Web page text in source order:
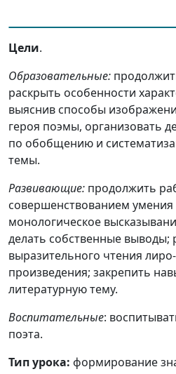
Цели.
Образовательные:
раскрыть особенности
выяснив способы
героя поэмы, организовать
по обобщению и
темы.
Развивающие: продолжить
совершенствованием умения
монологическое
делать собственные выводы;
выразительного чтения
произведения; закрепить
литературную тему.
Воспитательные:
поэта.
Тип урока: формирование